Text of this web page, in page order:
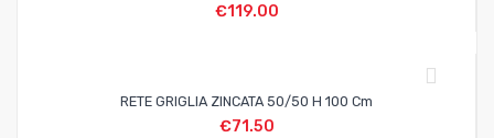
€119.00
RETE GRIGLIA ZINCATA 50/50 H 100 Cm
€71.50